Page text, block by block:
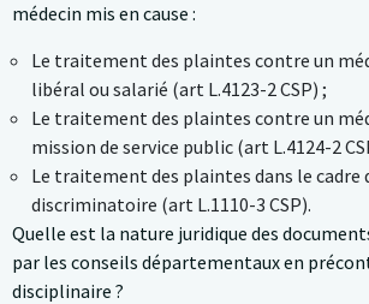
médecin mis en cause :
Le traitement des plaintes contre un
libéral ou salarié (art L.4123-2 CSP) ;
Le traitement des plaintes contre un
mission de service public (art L.4124-2
Le traitement des plaintes dans le cadre
discriminatoire (art L.1110-3 CSP).
Quelle est la nature juridique des
par les conseils départementaux en
disciplinaire ?